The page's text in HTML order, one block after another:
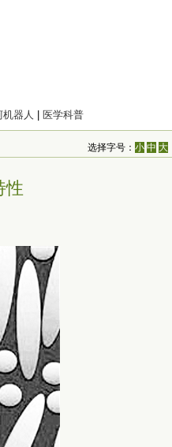
机器人 医学科普
选择字号：小 中 大
性